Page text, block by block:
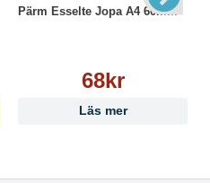
Pärm Esselte Jopa A4 60mm
68kr
Läs mer